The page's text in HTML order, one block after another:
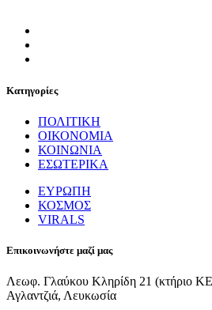
Κατηγορίες
ΠΟΛΙΤΙΚΗ
ΟΙΚΟΝΟΜΙΑ
ΚΟΙΝΩΝΙΑ
ΕΣΩΤΕΡΙΚΑ
ΕΥΡΩΠΗ
ΚΟΣΜΟΣ
VIRALS
Επικοινωνήστε μαζί μας
Λεωφ. Γλαύκου Κληρίδη 21 (κτήριο
Αγλαντζιά, Λευκωσία